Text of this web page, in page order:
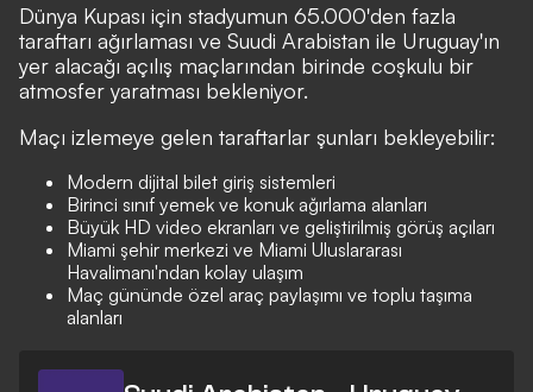
Dünya Kupası için stadyumun 65.000'den fazla
taraftarı ağırlaması ve Suudi Arabistan ile Uruguay'ın
yer alacağı açılış maçlarından birinde coşkulu bir
atmosfer yaratması bekleniyor.
Maçı izlemeye gelen taraftarlar şunları bekleyebilir:
Modern dijital bilet giriş sistemleri
Birinci sınıf yemek ve konuk ağırlama alanları
Büyük HD video ekranları ve geliştirilmiş görüş açıları
Miami şehir merkezi ve Miami Uluslararası
Havalimanı'ndan kolay ulaşım
Maç gününde özel araç paylaşımı ve toplu taşıma
alanları